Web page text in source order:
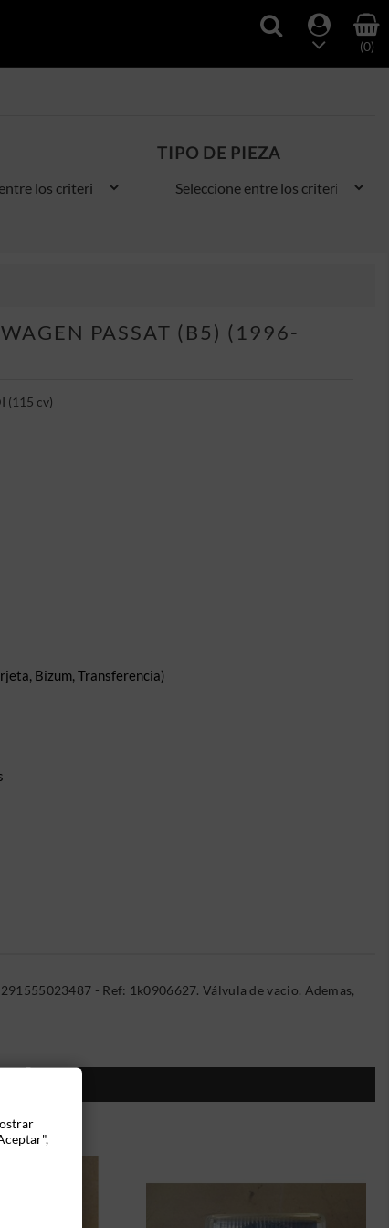
(0)
TIPO DE PIEZA
PASSAT (B5) (1996-
(115 cv)
Bizum, Transferencia)
- Ref: 1k0906627. Válvula de vacio. Ademas,